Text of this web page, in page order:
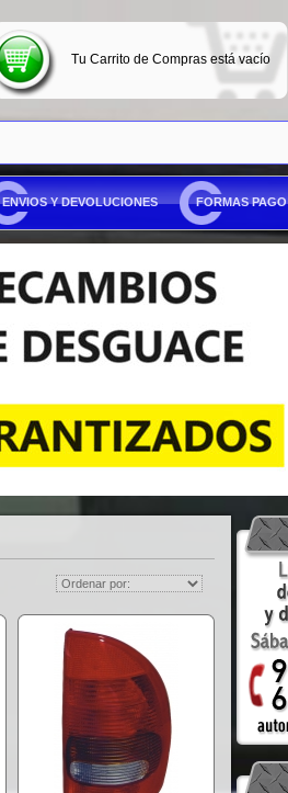
Tu Carrito de Compras está vacío
ENVIOS Y DEVOLUCIONES FORMAS PAGO